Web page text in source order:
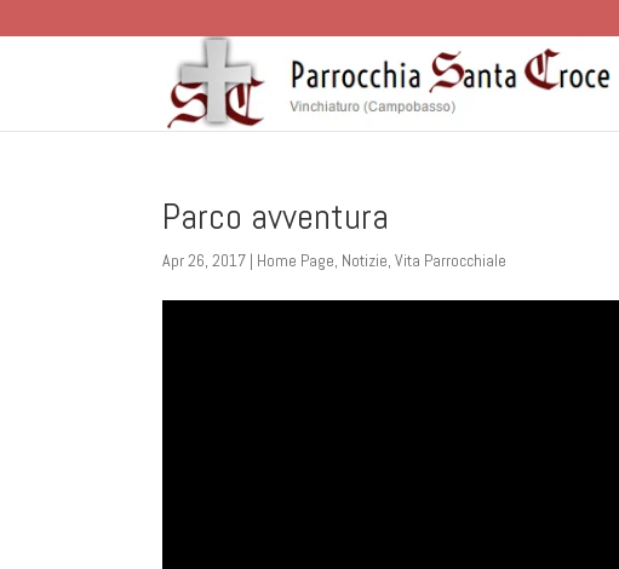
Parco avventura
Apr 26, 2017 | Home Page, Notizie,Vita Parrocchiale